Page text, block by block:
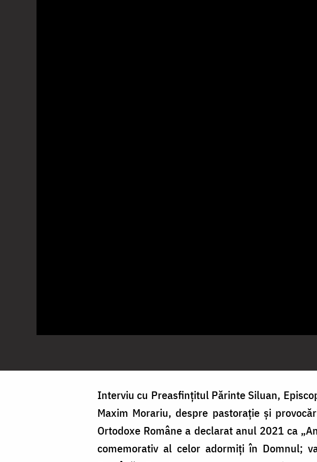
Interviu cu Preasfințitul Părinte Siluan,
Maxim Morariu, despre pastorație și
Ortodoxe Române a declarat anul 2021 ca
comemorativ al celor adormiți în ­Domnul;